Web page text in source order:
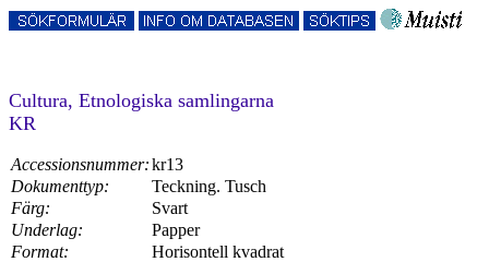
Cultura, Etnologiska samlingarna
KR
Accessionsnummer:kr13
Dokumenttyp:
Teckning. Tusch
Färg:
Svart
Underlag:
Papper
Format:
Horisontell kvadrat